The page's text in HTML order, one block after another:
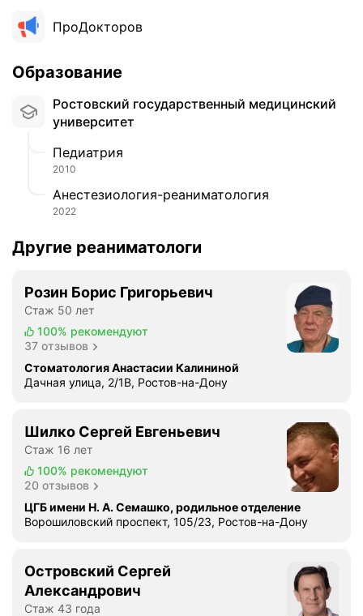
ПроДокторов
Образование
Ростовский государственный медицинский
университет
Педиатрия
2010
Анестезиология-реаниматология
2022
Другие реаниматологи
Розин Борис Григорьевич
Стаж 50 лет
100% рекомендуют
37 отзывов
Стоматология Анастасии Калининой
Дачная улица, 2/1В, Ростов-на-Дону
Шилко Сергей Евгеньевич
Стаж 16 лет
100% рекомендуют
20 отзывов
ЦГБ имени Н. А. Семашко, родильное отделение
Ворошиловский проспект, 105/23, Ростов-на-Дону
Островский Сергей
Александрович
Стаж 43 года